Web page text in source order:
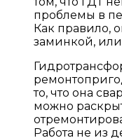
проблемы в
Как правило,
заминкой,
то, что она
можно
Работа не из